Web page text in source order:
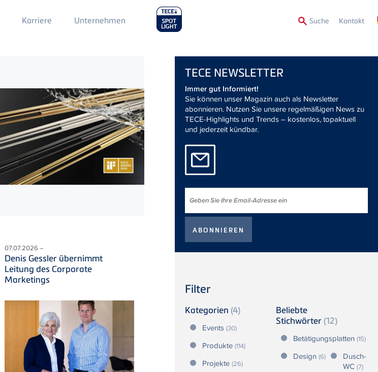
Main
Menu
Karriere Unternehmen Suche Kontakt
TECE NEWSLETTER
Immer gut Informiert!
Sie können unser Magazin auch als Newsletter
abonnieren. Nutzen Sie unsere regelmäßigen News zu
TECE-Highlights und Trends – kostenlos, topaktuell
und jederzeit kündbar.
Filter
Kategorien (4)
Events (30)
Produkte (114)
Projekte (26)
Beliebte
Stichwörter (12)
Betätigungsplatten (15)
Design (6)
Dusch-
WC (7)
07.07.2026 –
Denis Gessler übernimmt
Leitung des Corporate
Marketings